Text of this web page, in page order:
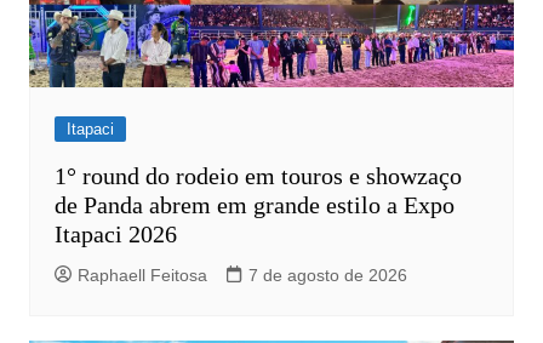
Itapaci
1° round do rodeio em touros e showzaço
de Panda abrem em grande estilo a Expo
Itapaci 2026
Raphaell Feitosa 7 de agosto de 2026